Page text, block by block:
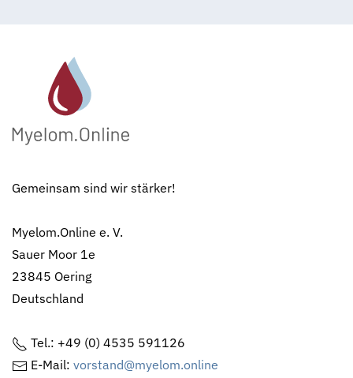
Gemeinsam sind wir stärker!
Myelom.Online e. V.
Sauer Moor 1e
23845 Oering
Deutschland
Tel.: +49 (0) 4535 591126
E-Mail: vorstand@myelom.online